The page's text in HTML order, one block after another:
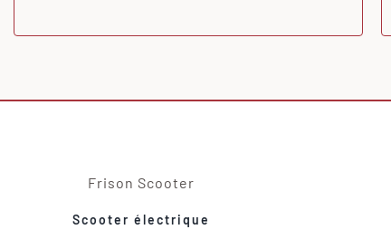
Frison Scooter
Scooter électrique